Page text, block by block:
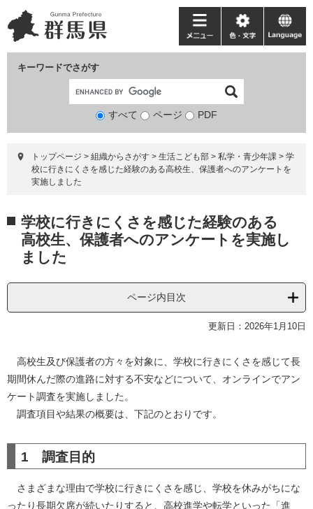
ー
ジ
ニ
ュ
て
キーワードでさがす
検
象
すべて ページ PDF
メ
ニ
ー
色・
文
language
トップページ > 組織からさがす > 生活こども部 > 私学・青少年課 > 学
校に行きにくさを感じた経験のある高校生、保護者へのアンケートを
実施しました
文 学校に行きにくさを感じた経験のある
高校生、保護者へのアンケートを実施し
ました
ページ内目次
更新日：2026年1月10日
高校生及び保護者の方々を対象に、学校に行きにくさを感じて長
期間休んだ際の進路に対する不安などについて、オンラインでアン
ケート調査を実施しました。
調査項目や結果の概要は、下記のとおりです。
1 調査目的
さまざまな理由で学校に行きにくさを感じ、学校を休みがちにな
ったり長期欠席が続いたりすると、高校進学や転学といった「進